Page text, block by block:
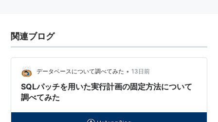
関連ブログ
データベースについて調べてみた • 13日前
SQLパッチを用いた実行計画の固定方法について
調べてみた